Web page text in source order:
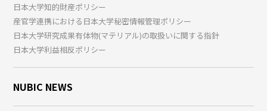
日本大学知的財産ポリシー
産官学連携における日本大学秘密情報管理ポリシー
日本大学研究成果有体物(マテリアル)の取扱いに関する指針
日本大学利益相反ポリシー
NUBIC NEWS